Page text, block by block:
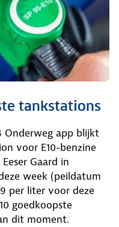
tankstations
Onderweg app blijkt
voor E10-benzine
Gaard in
week (peildatum
per liter voor deze
goedkoopste
dit moment.